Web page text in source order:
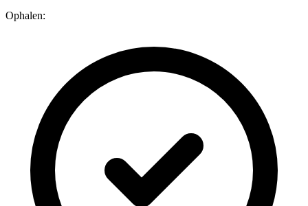
Ophalen: